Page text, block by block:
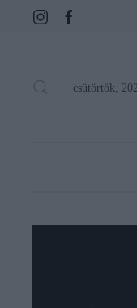
csütörtök,